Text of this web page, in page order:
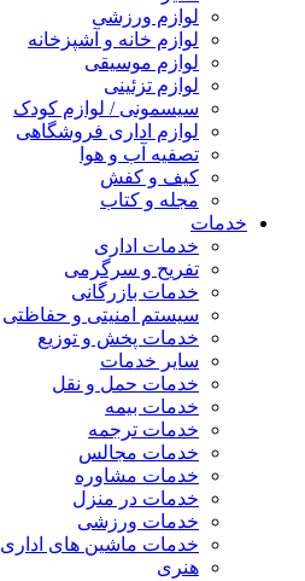
لوازم ورزشی
لوازم خانه و آشپزخانه
لوازم موسیقی
لوازم تزئینی
سیسمونی / لوازم کودک
لوازم اداری فروشگاهی
تصفیه آب و هوا
کیف و کفش
مجله و کتاب
خدمات
خدمات اداری
تفریح و سرگرمی
خدمات بازرگانی
سیستم امنیتی و حفاظتی
خدمات پخش و توزیع
سایر خدمات
خدمات حمل و نقل
خدمات بیمه
خدمات ترجمه
خدمات مجالس
خدمات مشاوره
خدمات در منزل
خدمات ورزشی
خدمات ماشین های اداری
هنری